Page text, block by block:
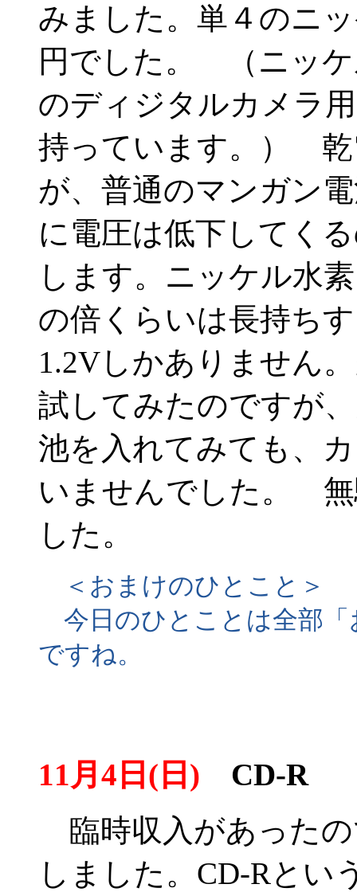
みました。単４のニ
円でした。 （ニッケ
のディジタルカメラ
持っています。） 乾
が、普通のマンガン
に電圧は低下してく
します。ニッケル水
の倍くらいは長持ち
1.2Vしかありません
試してみたのですが
池を入れてみても、
いませんでした。 無
した。
＜おまけのひとこと＞
今日のひとことは全部「
ですね。
11月4日(日) CD-R
臨時収入があったの
しました。CD-Rとい